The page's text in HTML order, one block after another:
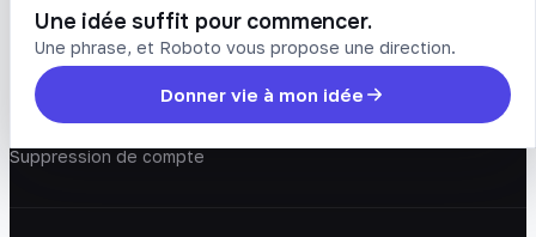
Une idée suffit pour commencer.
Une phrase, et Roboto vous propose une direction.
Donner vie à mon idée
Tarifs
Mot de passe oublié
LÉGAL
Conditions
Confidentialité
Suppression de compte